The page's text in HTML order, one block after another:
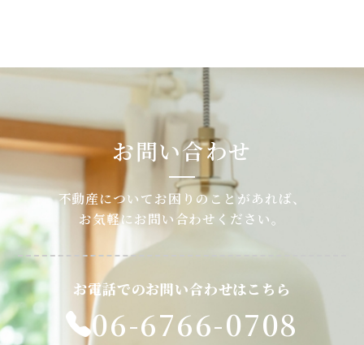
お問い合わせ
不動産についてお困りのことがあれば、
お気軽にお問い合わせください。
お電話でのお問い合わせはこちら
06-6766-0708